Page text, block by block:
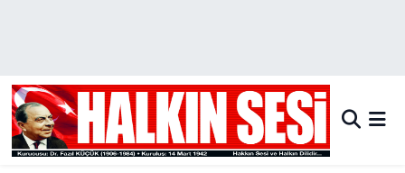
Hava Durumu
Trafik Durumu